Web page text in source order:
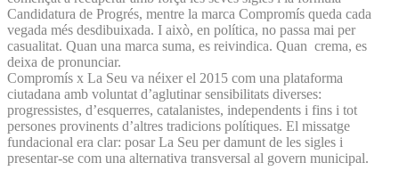
Candidatura de Progrés, mentre la marca Compromís queda cada
vegada més desdibuixada. I això, en política, no passa mai per
casualitat. Quan una marca suma, es reivindica. Quan crema, es
deixa de pronunciar.
Compromís x La Seu va néixer el 2015 com una plataforma
ciutadana amb voluntat d’aglutinar sensibilitats diverses:
progressistes, d’esquerres, catalanistes, independents i fins i tot
persones provinents d’altres tradicions polítiques. El missatge
fundacional era clar: posar La Seu per damunt de les sigles i
presentar-se com una alternativa transversal al govern municipal.